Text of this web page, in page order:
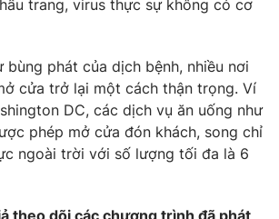
VTV:024.66 897 897
024-7300.7108
trang, virus thực sự không có cơ
bùng phát của dịch bệnh, nhiều nơi
cửa trở lại một cách thận trọng. Ví
DC, các dịch vụ ăn uống như
phép mở cửa đón khách, song chỉ
ngoài trời với số lượng tối đa là 6
theo dõi các chương trình đã phát